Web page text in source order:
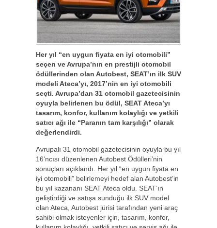
Her yıl “en uygun fiyata en iyi otomobili”
seçen ve Avrupa’nın en prestijli otomobil
ödüllerinden olan Autobest, SEAT’ın ilk SUV
modeli Ateca’yı, 2017’nin en iyi otomobili
seçti. Avrupa’dan 31 otomobil gazetecisinin
oyuyla belirlenen bu ödül, SEAT Ateca’yı
tasarım, konfor, kullanım kolaylığı ve yetkili
satıcı ağı ile “Paranın tam karşılığı” olarak
değerlendirdi.
Avrupalı 31 otomobil gazetecisinin oyuyla bu yıl
16’ncısı düzenlenen Autobest Ödülleri’nin
sonuçları açıklandı. Her yıl “en uygun fiyata en
iyi otomobili” belirlemeyi hedef alan Autobest’in
bu yıl kazananı SEAT Ateca oldu. SEAT’ın
geliştirdiği ve satışa sunduğu ilk SUV model
olan Ateca, Autobest jürisi tarafından yeni araç
sahibi olmak isteyenler için, tasarım, konfor,